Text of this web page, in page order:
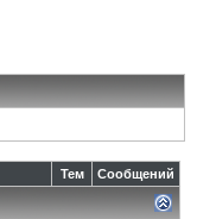
Тем Сообщений